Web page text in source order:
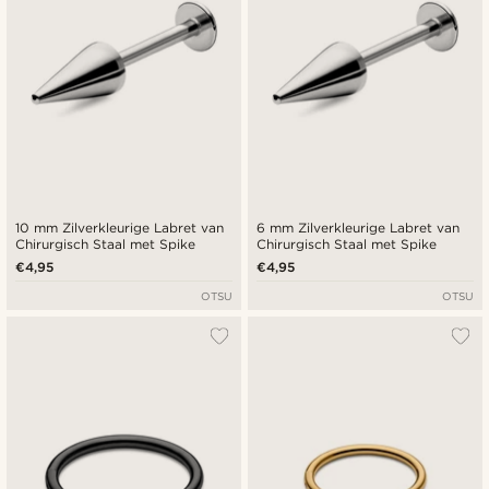
10 mm Zilverkleurige Labret van
Chirurgisch Staal met Spike
€4,95
OTSU
6 mm Zilverkleurige Labret van
Chirurgisch Staal met Spike
€4,95
OTSU